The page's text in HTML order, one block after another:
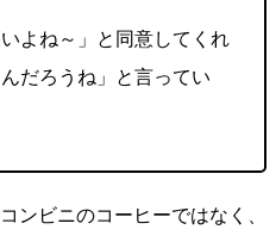
よね～」と同意してくれ
だろうね」と言ってい
ンビニのコーヒーではなく、